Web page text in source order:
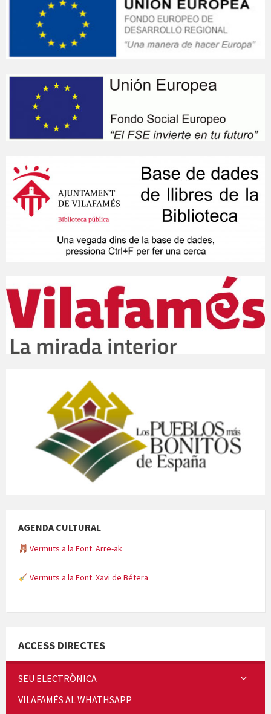
AGENDA CULTURAL
Vermuts a la Font. Arre-ak
Vermuts a la Font. Xavi de Bétera
Quintà Culroja
ACCESS DIRECTES
SEU ELECTRÒNICA
VILAFAMÉS AL WHATHSAPP